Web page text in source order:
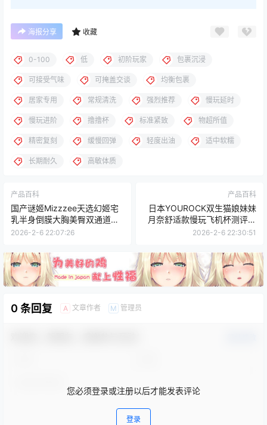
海报分享 收藏
0-100 低 初阶玩家 包裹沉浸
可接受气味 可掩盖交谈 均衡包裹
居家专用 常规清洗 强烈推荐 慢玩延时
慢玩进阶 撸撸杯 标准紧致 物超所值
精密复刻 缓慢回弹 轻度出油 适中软糯
长期耐久 高敏体质
产品百科
国产谜姬Mizzzee天选幻姬宅
乳半身倒膜大胸美臀双通道高
刺激飞机杯测评报告
2026-2-6 22:07:26
产品百科
日本YOUROCK双生猫娘妹妹
月奈舒适款慢玩飞机杯测评报
告
2026-2-6 22:30:51
0 条回复 A 文章作者 M 管理员
您必须登录或注册以后才能发表评论
登录